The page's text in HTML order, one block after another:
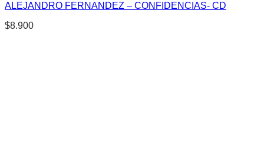
ALEJANDRO FERNANDEZ – CONFIDENCIAS- CD
$8.900